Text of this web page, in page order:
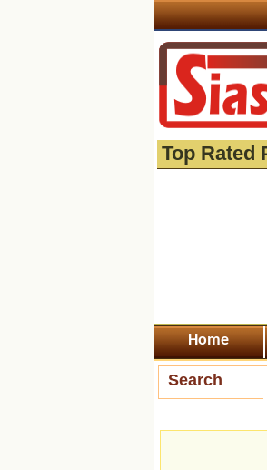
Top Rated
Home
Search